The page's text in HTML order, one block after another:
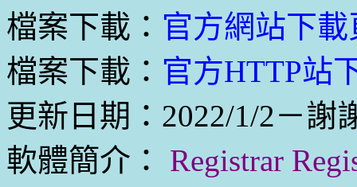
檔案下載： 官方網站下載
檔案下載： 官方HTTP站
更新日期：2022/1/2－謝
軟體簡介：
Registrar